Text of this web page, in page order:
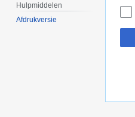
Hulpmiddelen
Afdrukversie